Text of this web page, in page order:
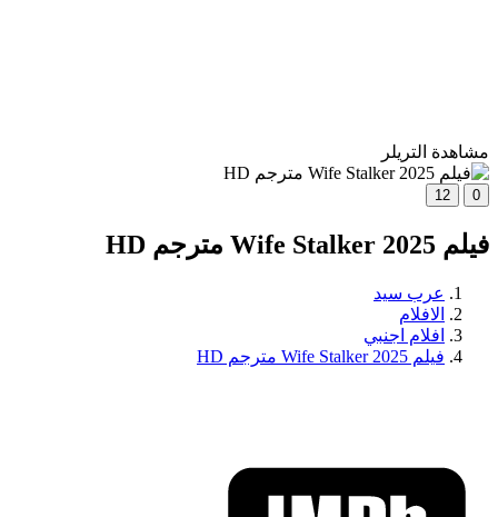
مشاهدة التريلر
0
12
فيلم Wife Stalker 2025 مترجم HD
عرب سيد
الافلام
افلام اجنبي
فيلم Wife Stalker 2025 مترجم HD